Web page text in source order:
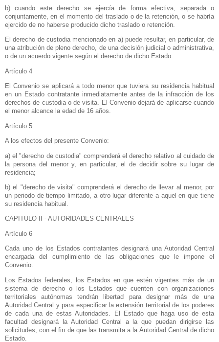
b) cuando este derecho se ejercía de forma efectiva, separada o
conjuntamente, en el momento del traslado o de la retención, o se habría
ejercido de no haberse producido dicho traslado o retención.
El derecho de custodia mencionado en a) puede resultar, en particular, de
una atribución de pleno derecho, de una decisión judicial o administrativa,
o de un acuerdo vigente según el derecho de dicho Estado.
Artículo 4
El Convenio se aplicará a todo menor que tuviera su residencia habitual
en un Estado contratante inmediatamente antes de la infracción de los
derechos de custodia o de visita. El Convenio dejará de aplicarse cuando
el menor alcance la edad de 16 años.
Artículo 5
A los efectos del presente Convenio:
a) el "derecho de custodia" comprenderá el derecho relativo al cuidado de
la persona del menor y, en particular, el de decidir sobre su lugar de
residencia;
b) el "derecho de visita" comprenderá el derecho de llevar al menor, por
un periodo de tiempo limitado, a otro lugar diferente a aquel en que tiene
su residencia habitual.
CAPITULO II - AUTORIDADES CENTRALES
Artículo 6
Cada uno de los Estados contratantes designará una Autoridad Central
encargada del cumplimiento de las obligaciones que le impone el
Convenio.
Los Estados federales, los Estados en que estén vigentes más de un
sistema de derecho o los Estados que cuenten con organizaciones
territoriales autónomas tendrán libertad para designar más de una
Autoridad Central y para especificar la extensión territorial de los poderes
de cada una de estas Autoridades. El Estado que haga uso de esta
facultad designará
la Autoridad Central
a la que puedan dirigirse las
solicitudes, con el fin de que las transmita a la Autoridad Central de dicho
Estado.